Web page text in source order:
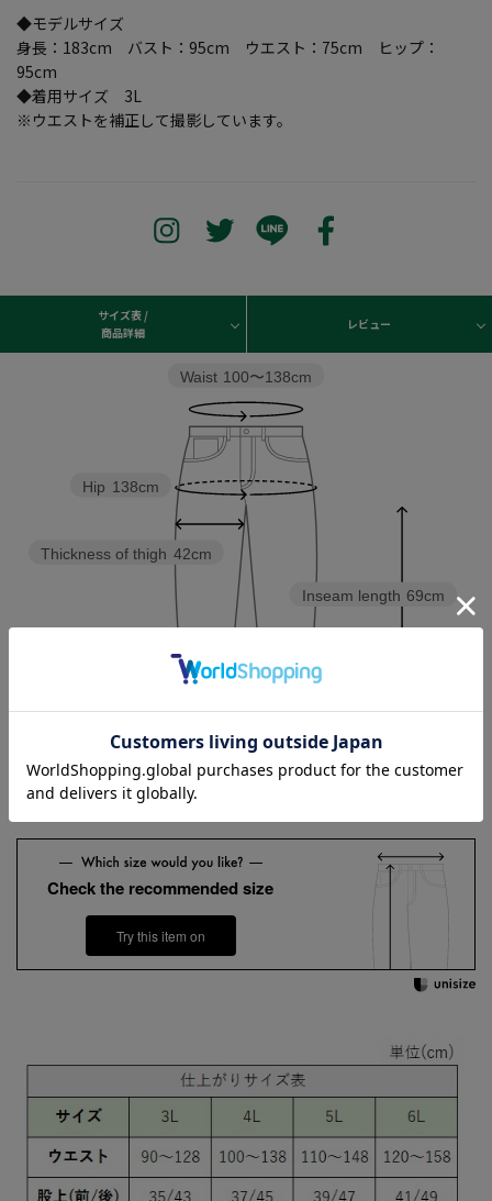
◆モデルサイズ
身長：183cm バスト：95cm ウエスト：75cm ヒップ：
95cm
◆着用サイズ 3L
※ウエストを補正して撮影しています。
サイズ表 /
商品詳細
レビュー
Inseam length 69cm
Thickness of thigh 42cm
Hip 138cm
Waist 100〜138cm
3L
Check the recommended size
Try this item on